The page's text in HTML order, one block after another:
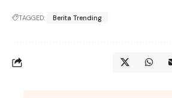
TAGGED: Berita Trending